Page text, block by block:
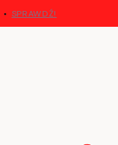
• SPRAWDŹ!